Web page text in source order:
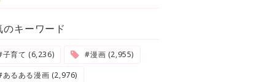
のキーワード
育て (6,236)
#漫画 (2,955)
るある漫画 (2,976)